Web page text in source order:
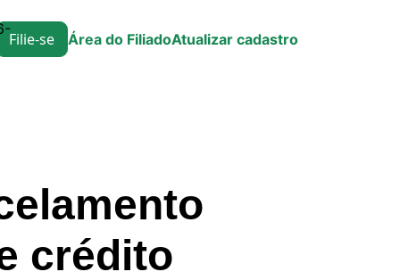
Filie-se Área do FiliadoAtualizar cadastro
crédito